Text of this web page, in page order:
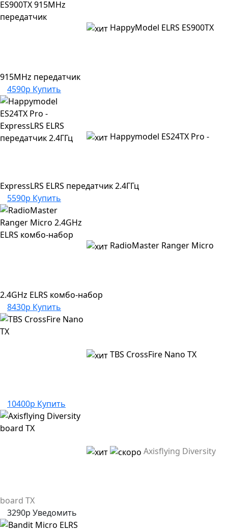
HappyModel ELRS ES900TX
915MHz передатчик
4590р Купить
Happymodel ES24TX Pro -
ExpressLRS ELRS передатчик 2.4ГГц
5590р Купить
RadioMaster Ranger Micro
2.4GHz ELRS комбо-набор
8430р Купить
TBS CrossFire Nano TX
10400р Купить
Axisflying Diversity
board TX
3290р Уведомить